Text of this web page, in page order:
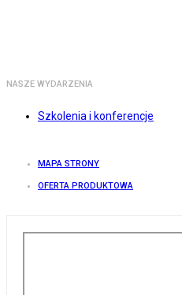
NASZE WYDARZENIA
Szkolenia i konferencje
MAPA STRONY
OFERTA PRODUKTOWA